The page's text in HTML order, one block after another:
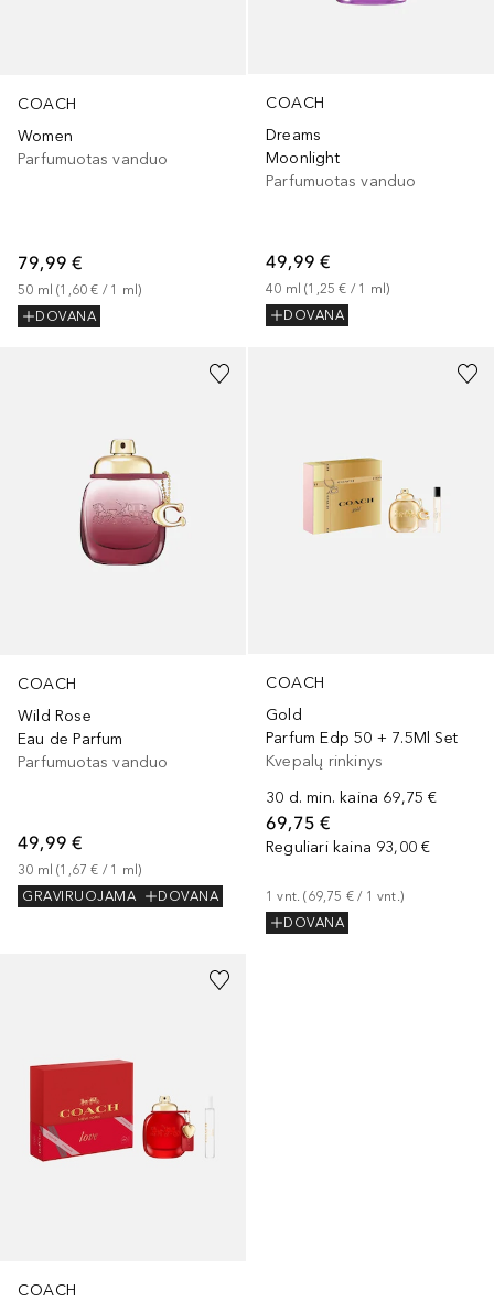
COACH
Women
Parfumuotas vanduo
79,99 €
50 ml (1,60 € / 1 ml)
DOVANA
COACH
Dreams
Moonlight
Parfumuotas vanduo
49,99 €
40 ml (1,25 € / 1 ml)
DOVANA
COACH
Wild Rose
Eau de Parfum
Parfumuotas vanduo
49,99 €
30 ml (1,67 € / 1 ml)
GRAVIRUOJAMA
DOVANA
COACH
Gold
Parfum Edp 50 + 7.5Ml Set
Kvepalų rinkinys
30 d. min. kaina 69,75 €
69,75 €
Reguliari kaina 93,00 €
1 vnt. (69,75 € / 1 vnt.)
DOVANA
COACH